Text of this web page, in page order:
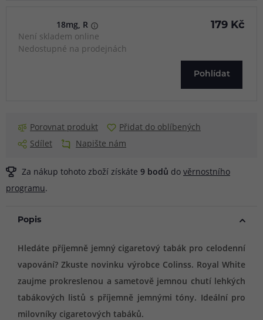
18mg, R
Není skladem online
Nedostupné na prodejnách
179 Kč
Pohlídat
Porovnat produkt
Přidat do oblíbených
Sdílet
Napište nám
Za nákup tohoto zboží získáte 9 bodů do věrnostního
programu.
Popis
Hledáte příjemně jemný cigaretový tabák pro celodenní
vapování? Zkuste novinku výrobce Colinss. Royal White
zaujme prokreslenou a sametově jemnou chutí lehkých
tabákových listů s příjemně jemnými tóny. Ideální pro
milovníky cigaretových tabáků.